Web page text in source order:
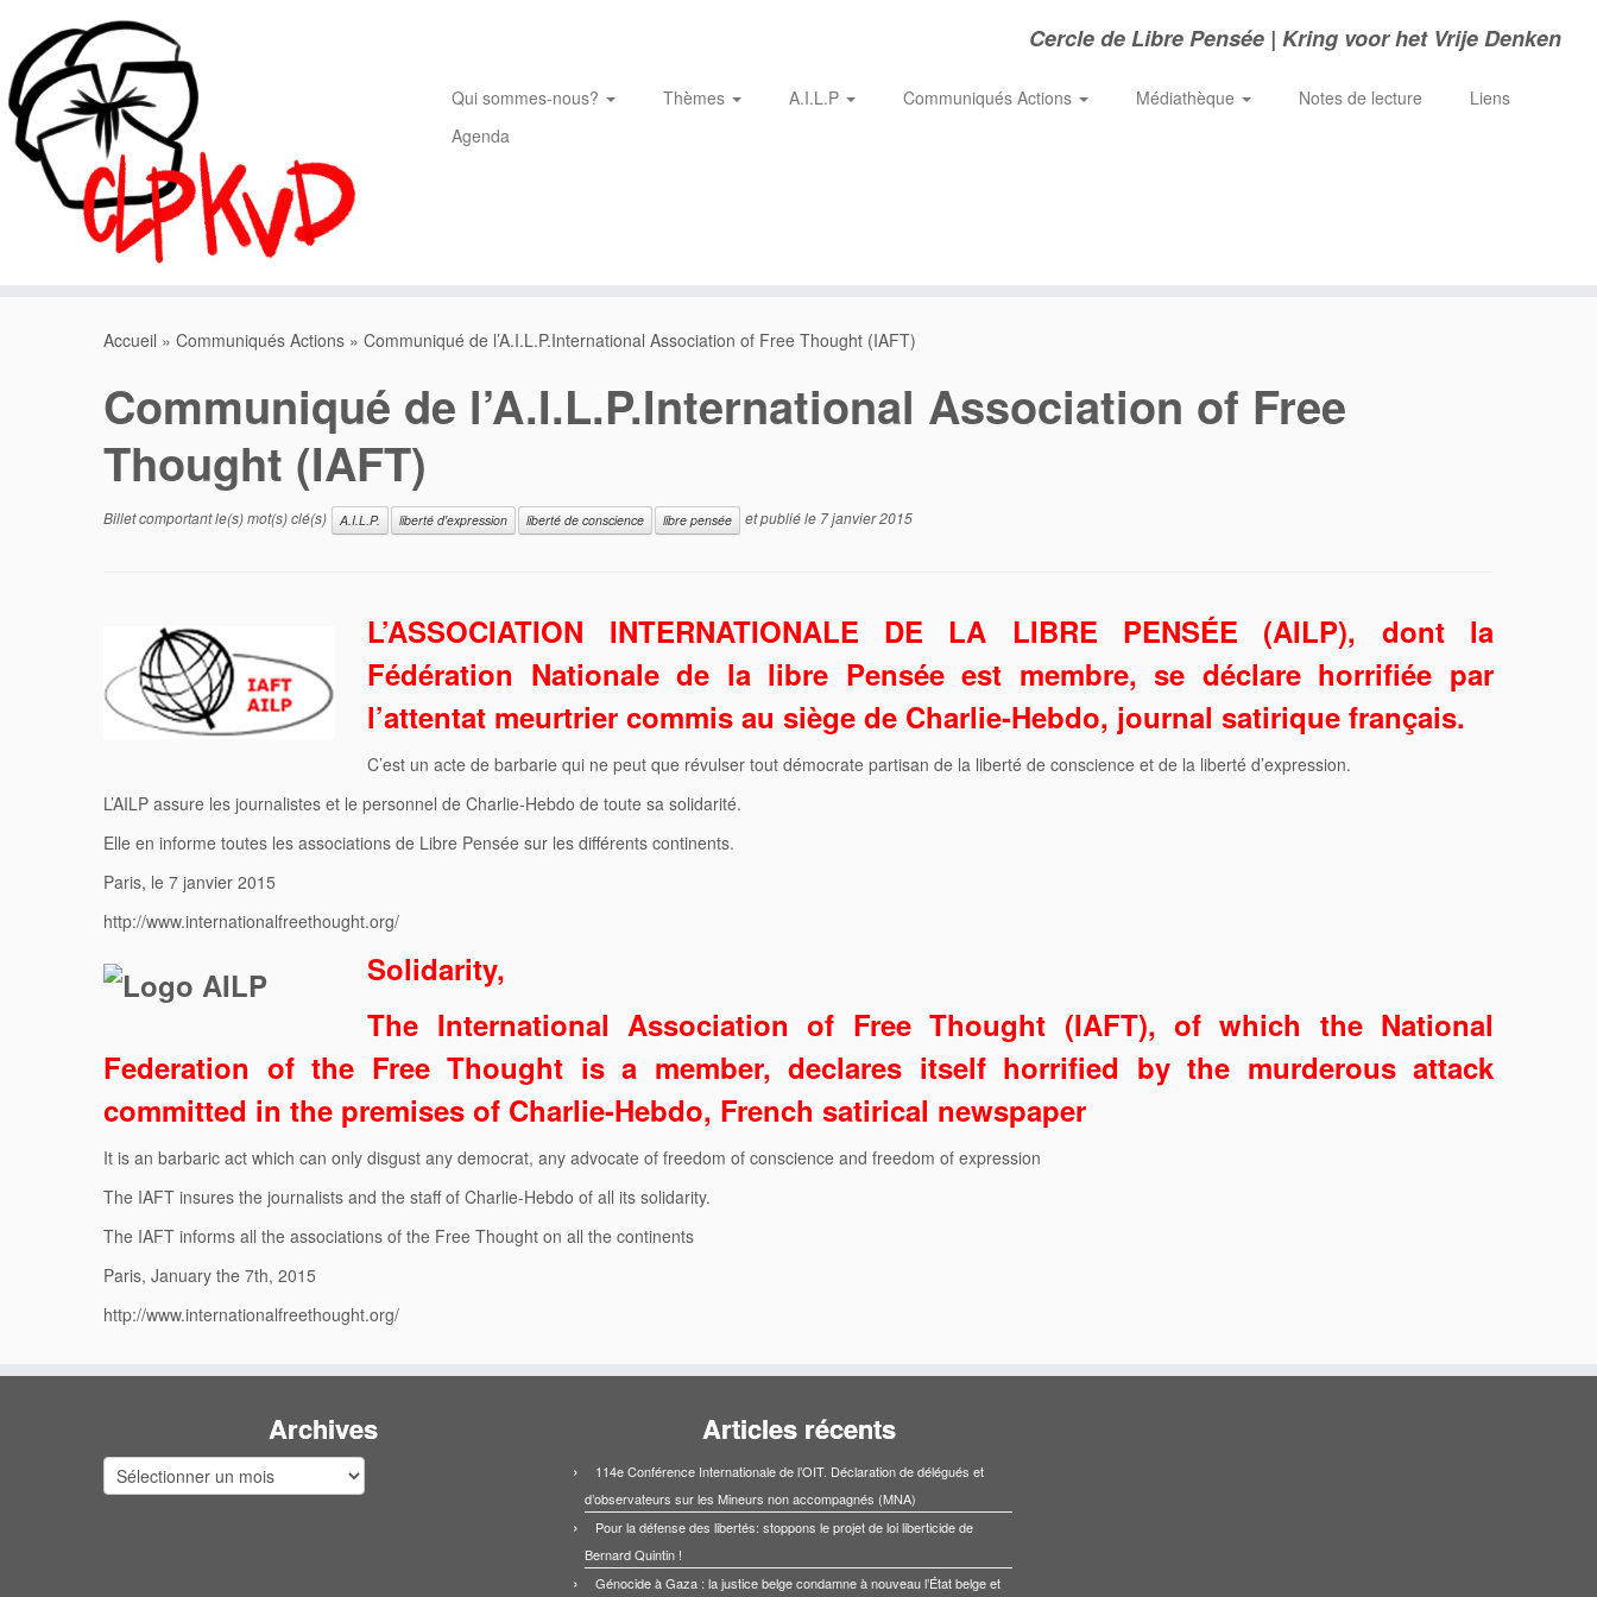
contenu
Cercle de Libre Pensée | Kring voor het Vrije Denken
Qui sommes-nous? Thèmes A.I.L.P Communiqués Actions Médiathèque Notes de lecture
Liens
Agenda
Accueil » Communiqués Actions » Communiqué de l’A.I.L.P.International Association of Free Thought (IAFT)
Communiqué de l’A.I.L.P.International Association of Free
Thought (IAFT)
Billet comportant le(s) mot(s) clé(s) A.I.L.P. liberté d'expression liberté de conscience libre pensée et publié le 7 janvier 2015
L’ASSOCIATION INTERNATIONALE DE LA LIBRE PENSÉE (AILP), dont la
Fédération Nationale de la libre Pensée est membre, se déclare horrifiée par
l’attentat meurtrier commis au siège de Charlie-Hebdo, journal satirique français.
C’est un acte de barbarie qui ne peut que révulser tout démocrate partisan de la liberté de conscience et de la liberté d’expression.
L’AILP assure les journalistes et le personnel de Charlie-Hebdo de toute sa solidarité.
Elle en informe toutes les associations de Libre Pensée sur les différents continents.
Paris, le 7 janvier 2015
http://www.internationalfreethought.org/
Solidarity,
The International Association of Free Thought (IAFT), of which the National
Federation of the Free Thought is a member, declares itself horrified by the murderous attack
committed in the premises of Charlie-Hebdo, French satirical newspaper
It is an barbaric act which can only disgust any democrat, any advocate of freedom of conscience and freedom of expression
The IAFT insures the journalists and the staff of Charlie-Hebdo of all its solidarity.
The IAFT informs all the associations of the Free Thought on all the continents
Paris, January the 7th, 2015
http://www.internationalfreethought.org/
Archives
Archives
Articles récents
114e Conférence Internationale de l’OIT. Déclaration de délégués et
d’observateurs sur les Mineurs non accompagnés (MNA)
Pour la défense des libertés: stoppons le projet de loi liberticide de
Bernard Quintin !
Génocide à Gaza : la justice belge condamne à nouveau l’État belge et